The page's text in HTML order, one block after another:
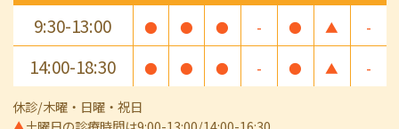
9:30-13:00 ● ● ● - ● ▲ -
14:00-18:30 ● ● ● - ● ▲ -
休診/木曜・日曜・祝日